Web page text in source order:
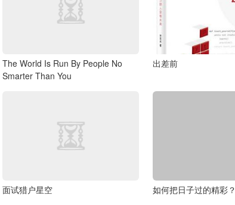
The World Is Run By People No
Smarter Than You
出差前
面试猎户星空 如何把日子过的精彩？